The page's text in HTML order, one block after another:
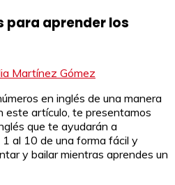
para aprender los
Martínez Gómez
en inglés de una manera
este artículo, te presentamos
que te ayudarán a
al 10 de una forma fácil y
y bailar mientras aprendes un